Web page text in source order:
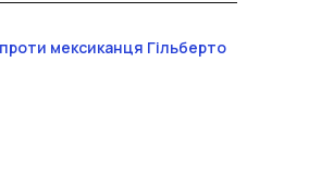
мексиканця Гільберто